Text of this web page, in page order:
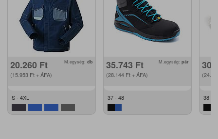
20.260 Ft
(15.953 Ft + ÁFA)
M.egység: db
S - 4XL
35.743 Ft
(28.144 Ft + ÁFA)
M.egység: pár
37 - 48 38 -